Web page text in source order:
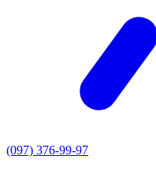
(097) 376-99-97